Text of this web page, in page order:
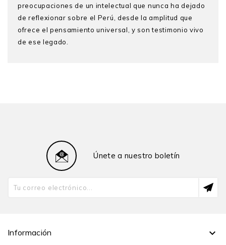
preocupaciones de un intelectual que nunca ha dejado
de reflexionar sobre el Perú, desde la amplitud que
ofrece el pensamiento universal, y son testimonio vivo
de ese legado.
Únete a nuestro boletín
Información 